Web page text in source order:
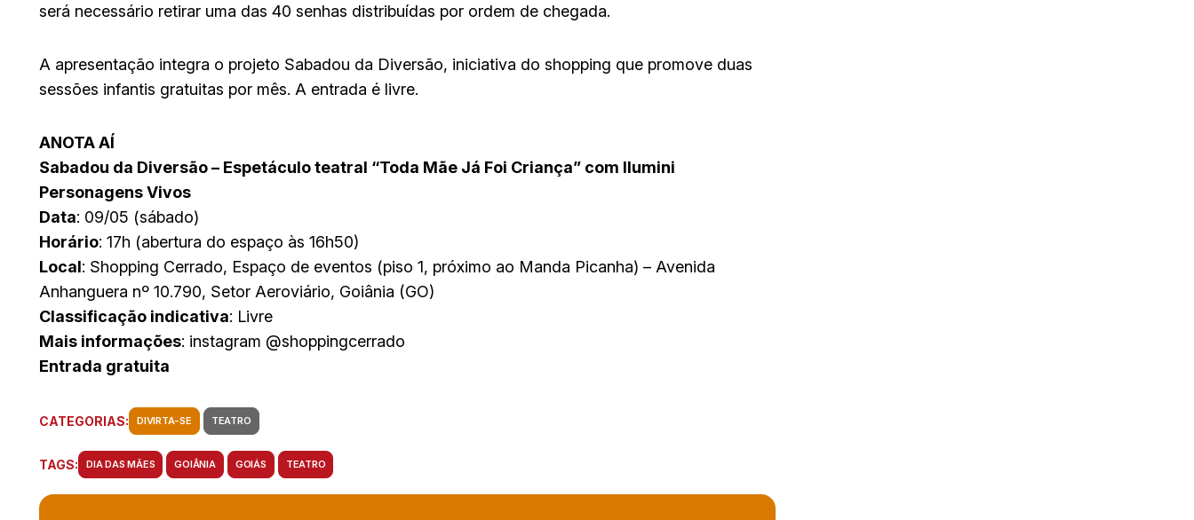
será necessário retirar uma das 40 senhas distribuídas por ordem de chegada.
A apresentação integra o projeto Sabadou da Diversão, iniciativa do shopping que promove duas
sessões infantis gratuitas por mês. A entrada é livre.
ANOTA AÍ
Sabadou da Diversão – Espetáculo teatral “Toda Mãe Já Foi Criança” com Ilumini
Personagens Vivos
Data: 09/05 (sábado)
Horário: 17h (abertura do espaço às 16h50)
Local: Shopping Cerrado, Espaço de eventos (piso 1, próximo ao Manda Picanha) – Avenida
Anhanguera nº 10.790, Setor Aeroviário, Goiânia (GO)
Classificação indicativa: Livre
Mais informações: instagram @shoppingcerrado
Entrada gratuita
CATEGORIAS: DIVIRTA-SE TEATRO
TAGS: DIA DAS MÃES GOIÂNIA GOIÁS TEATRO